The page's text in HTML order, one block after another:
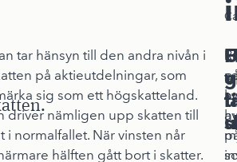
tar hänsyn till den andra nivån i
på aktieutdelningar, som
sig som ett högskatteland.
driver nämligen upp skatten till
i normalfallet. När vinsten når
hälften gått bort i skatter.